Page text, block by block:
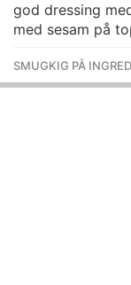
god dressing
med sesam på
SMUGKIG PÅ